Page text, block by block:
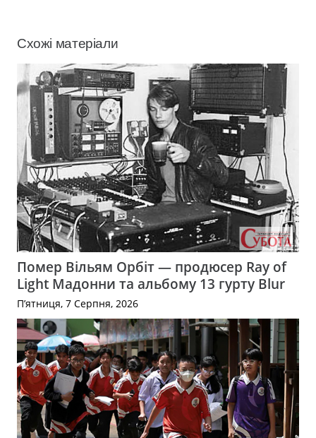
Схожі матеріали
Помер Вільям Орбіт — продюсер Ray of
Light Мадонни та альбому 13 гурту Blur
П’ятниця, 7 Серпня, 2026